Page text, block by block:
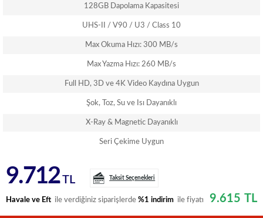
128GB Dapolama Kapasitesi
UHS-II / V90 / U3 / Class 10
Max Okuma Hızı: 300 MB/s
Max Yazma Hızı: 260 MB/s
Full HD, 3D ve 4K Video Kaydına Uygun
Şok, Toz, Su ve Isı Dayanıklı
X-Ray & Magnetic Dayanıklı
Seri Çekime Uygun
9.712TL Taksit Seçenekleri
Havale ve Eft ile verdiğiniz siparişlerde %1 indirim ile fiyatı 9.615 TL